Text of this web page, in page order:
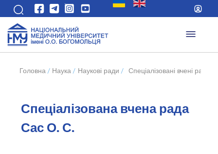
Головна / Наука / Наукові ради / Спеціалізовані вчені ради
Спеціалізована вчена рада
Сас О. С.